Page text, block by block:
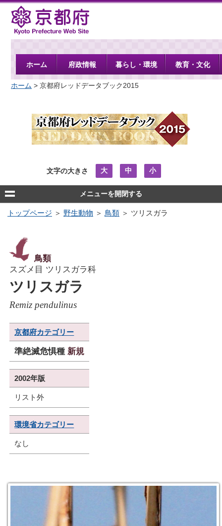
京都府
ホーム 府政情報 暮らし・環境 教育・文化
ホーム > 京都府レッドデータブック2015
文字の大きさ 大 中 小
メニューを開閉する
トップページ ＞ 野生動物 ＞ 鳥類 ＞ ツリスガラ
鳥類
スズメ目 ツリスガラ科
ツリスガラ
Remiz pendulinus
京都府カテゴリー
準絶滅危惧種新規
2002年版
リスト外
環境省カテゴリー
なし